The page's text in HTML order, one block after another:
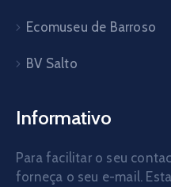
Ecomuseu de Barroso
BV Salto
Informativo
Para facilitar o seu
forneça o seu e-mail.